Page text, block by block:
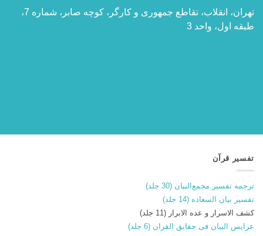
تهران، انقلاب، تقاطع جمهوری و کارگر، کوچه صابر، شماره 7،
طبقه اول، واحد 3
تفسیر قرآن
ترجمه تفسیر مجمع‌البیان (30 جلد)
تفسیر بیان السعاده (14 جلد)
کشف الاسرار و عده الابرار (11 جلد)
عرایس البیان فی حقایق القران (6 جلد)